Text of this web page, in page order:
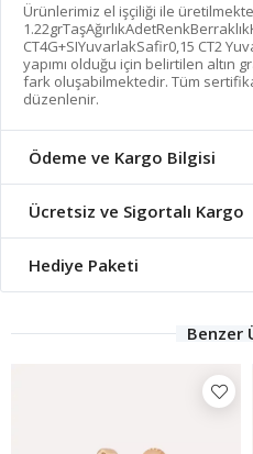
Ürünlerimiz el işçiliği ile
CT4G+SIYuvarlakSafir0,15 CT2
yapımı olduğu için belirtilen altın
fark oluşabilmektedir. Tüm
düzenlenir.
Ödeme ve Kargo Bilgisi
Ücretsiz ve Sigortalı Kargo
Hediye Paketi
Benzer